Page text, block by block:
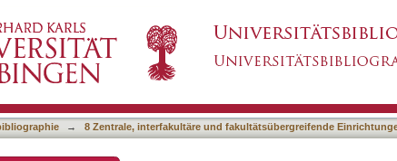
Lebensqualität in der Medizin : zur Klärung
→ 8 Zentrale, interfakultäre und fakultätsübergreifende